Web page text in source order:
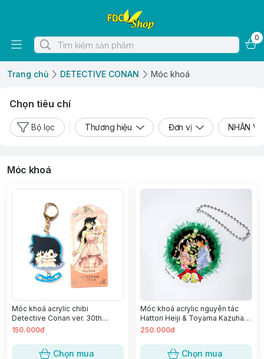
0
Trang chủ DETECTIVE CONAN Móc khoá
Chọn tiêu chí
Bộ lọc Thương hiệu Đơn vị NHÂN
Móc khoá
Móc khoá acrylic chibi
Detective Conan ver. 30th
Anniversary China - Mouri Ran
150.000đ
Chọn mua
Móc khoá acrylic nguyên tác
Hattori Heiji & Toyama Kazuha
ver. Giáng Sinh
250.000đ
Chọn mua